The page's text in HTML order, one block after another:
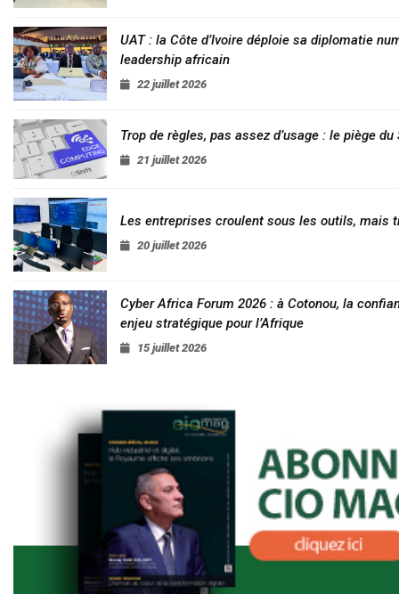
UAT : la Côte d’Ivoire déploie sa diplomatie
leadership africain
22 juillet 2026
Trop de règles, pas assez d’usage : le piège du
21 juillet 2026
Les entreprises croulent sous les outils, mais
20 juillet 2026
Cyber Africa Forum 2026 : à Cotonou, la
enjeu stratégique pour l’Afrique
15 juillet 2026